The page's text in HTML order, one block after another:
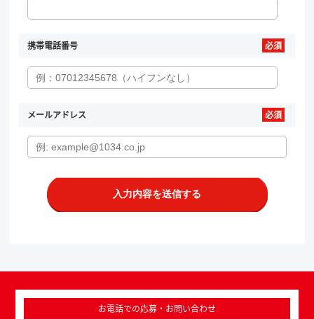
携帯電話番号
メールアドレス
お電話での応募・お問い合わせ